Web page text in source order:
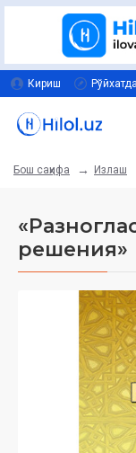
Кириш
Бош саҳифа Излаш
решения»